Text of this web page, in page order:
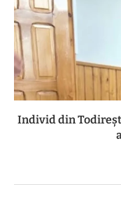
Individ din